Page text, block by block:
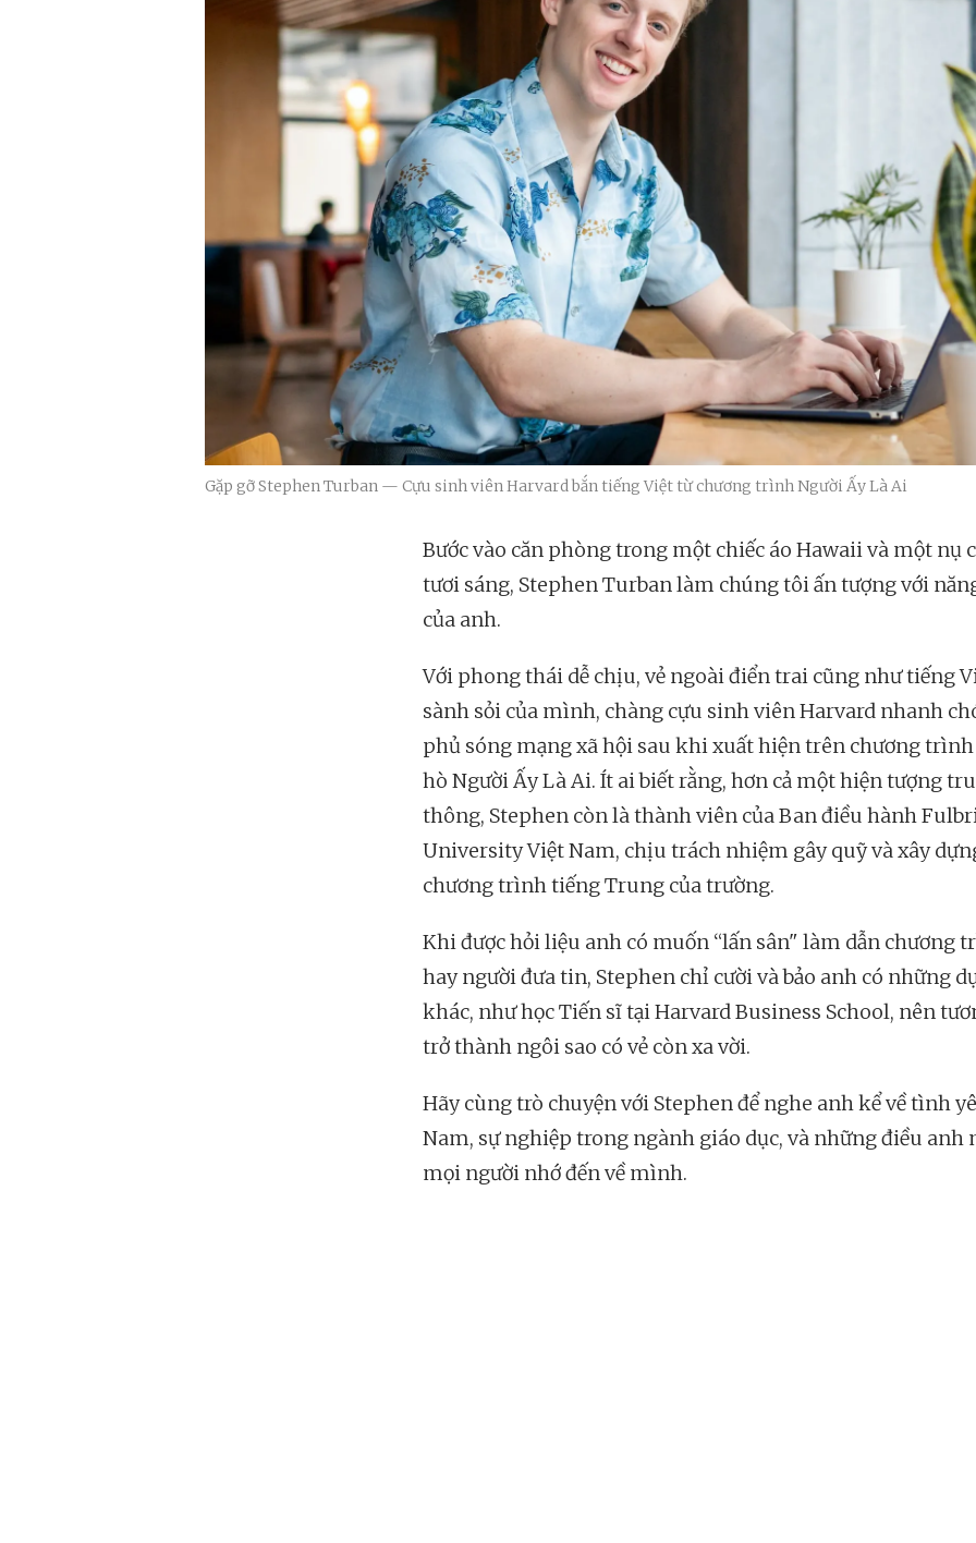
Gặp gỡ Stephen Turban — Cựu sinh viên Harvard bắn tiếng Việt từ chương trình Người Ấy Là Ai
Bước vào căn phòng trong một chiếc áo Hawaii và một nụ
tươi sáng, Stephen Turban làm chúng tôi ấn tượng với
của anh.
Với phong thái dễ chịu, vẻ ngoài điển trai cũng như tiếng
sành sỏi của mình, chàng cựu sinh viên Harvard nhanh
phủ sóng mạng xã hội sau khi xuất hiện trên chương
hò Người Ấy Là Ai. Ít ai biết rằng, hơn cả một hiện tượng
thông, Stephen còn là thành viên của Ban điều hành
University Việt Nam, chịu trách nhiệm gây quỹ và xây
chương trình tiếng Trung của trường.
Khi được hỏi liệu anh có muốn “lấn sân" làm dẫn chương
hay người đưa tin, Stephen chỉ cười và bảo anh có những
khác, như học Tiến sĩ tại Harvard Business School, nên
trở thành ngôi sao có vẻ còn xa vời.
Hãy cùng trò chuyện với Stephen để nghe anh kể về tình
Nam, sự nghiệp trong ngành giáo dục, và những điều anh
mọi người nhớ đến về mình.